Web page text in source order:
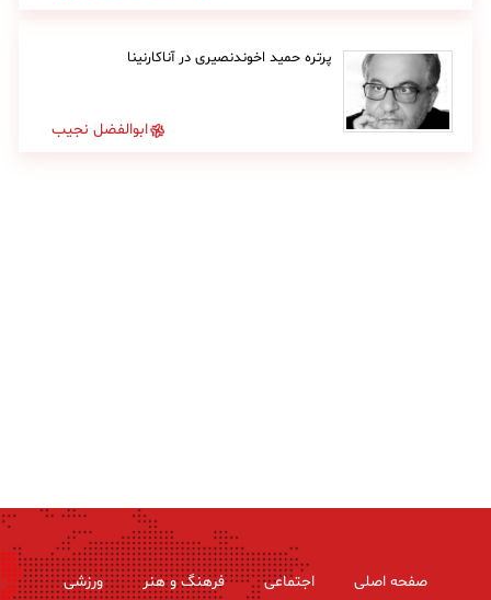
پرتره حمید اخوندنصیری در آناکارنینا
ابوالفضل نجیب
صفحه اصلی اجتماعی فرهنگ و هنر ورزشی